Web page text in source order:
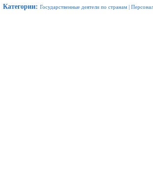
Категории: Государственные деятели по странам